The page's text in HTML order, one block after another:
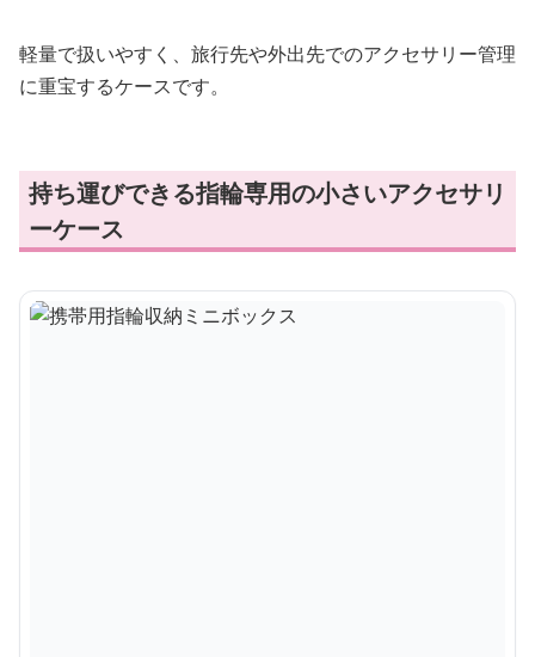
軽量で扱いやすく、旅行先や外出先でのアクセサリー管理
に重宝するケースです。
持ち運びできる指輪専用の小さいアクセサリ
ーケース